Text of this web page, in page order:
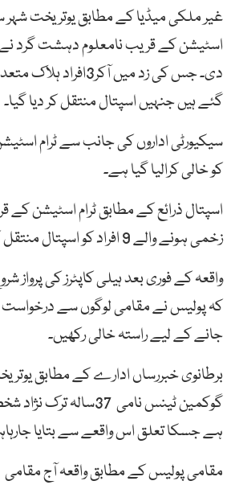
غیر ملکی میڈیا کے مطابق یوتریخت شہر
اسٹیشن کے قریب نامعلوم دہشت گرد نے
دی۔ جس کی زد میں
گئے ہیں جنہیں اسپتال منتقل کر دیا گیا۔
سیکیورٹی اداروں کی جانب سے ٹرام
کو خالی کرالیا گیا ہے۔
اسپتال ذرائع کے مطابق ٹرام اسٹیشن
زخمی ہونے والے 9 افراد کو اسپتال منتقل کیا گیا۔
واقعہ کے فوری بعد ہیلی کاپٹرز کی
کہ پولیس نے مقامی لوگوں سے
جانے کے لیے راستہ خالی رکھیں۔
برطانوی خبررساں ادارے کے مطابق
گوکمین ٹینس نامی
ہے جسکا تعلق اس واقعے سے بتایا
مقامی پولیس کے مطابق واقعہ آج مقامی